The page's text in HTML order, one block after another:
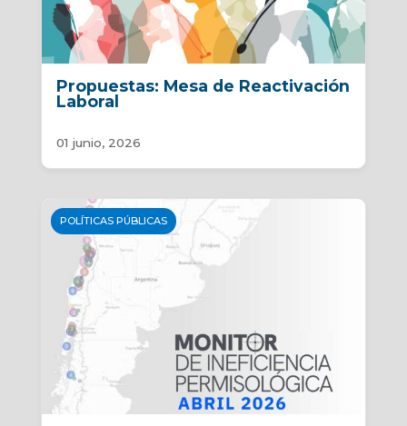
Propuestas: Mesa de Reactivación
Laboral
01 junio, 2026
POLÍTICAS PÚBLICAS